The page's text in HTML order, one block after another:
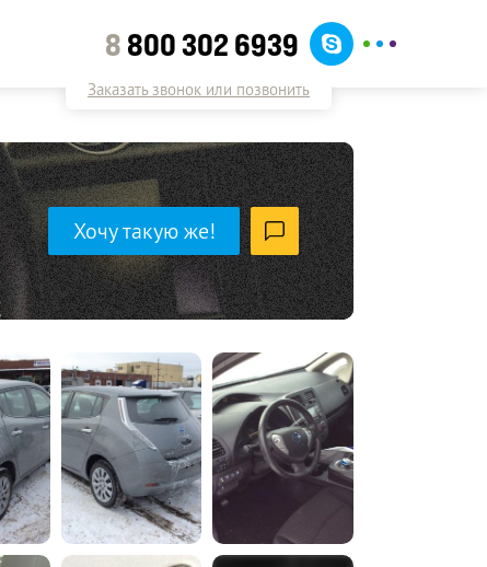
8 800 302 6939
Заказать звонок или позвонить
Хочу такую же!